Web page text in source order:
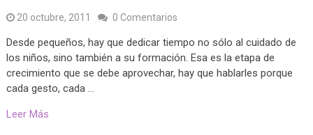
20 octubre, 2011 0 Comentarios
Desde pequeños, hay que dedicar tiempo no sólo al cuidado de
los niños, sino también a su formación. Esa es la etapa de
crecimiento que se debe aprovechar, hay que hablarles porque
cada gesto, cada …
Leer Más